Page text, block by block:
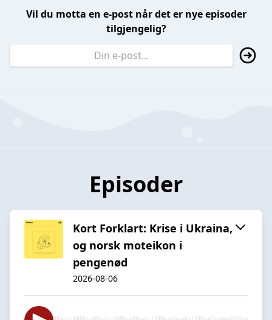
Vil du motta en e-post når det er nye episoder
tilgjengelig?
Episoder
Kort Forklart: Krise i Ukraina,
og norsk moteikon i
pengenød
2026-08-06